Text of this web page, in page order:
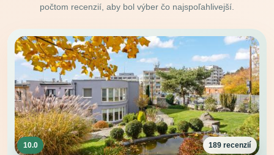
počtom recenzií, aby bol výber čo najspoľahlivejší.
10.0 189 recenzií